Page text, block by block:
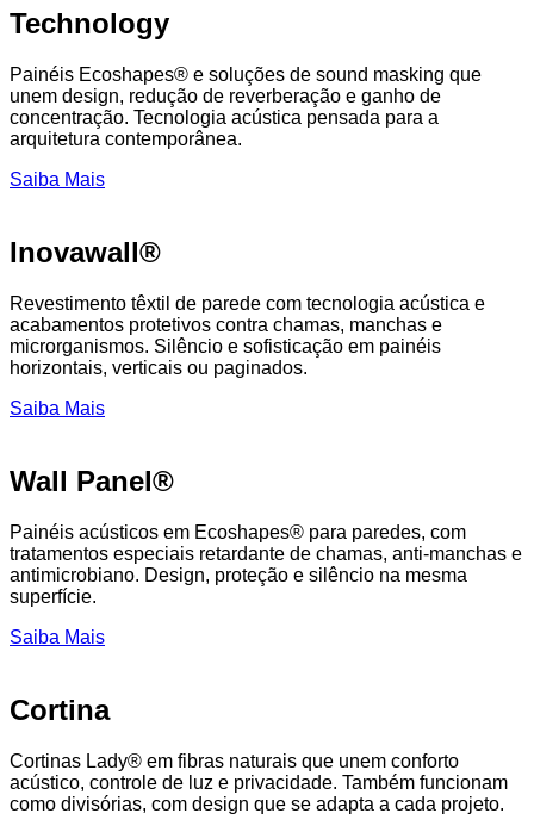
Technology
Painéis Ecoshapes® e soluções de sound masking que
unem design, redução de reverberação e ganho de
concentração. Tecnologia acústica pensada para a
arquitetura contemporânea.
Saiba Mais
Inovawall®
Revestimento têxtil de parede com tecnologia acústica e
acabamentos protetivos contra chamas, manchas e
microrganismos. Silêncio e sofisticação em painéis
horizontais, verticais ou paginados.
Saiba Mais
Wall Panel®
Painéis acústicos em Ecoshapes® para paredes, com
tratamentos especiais retardante de chamas, anti-manchas e
antimicrobiano. Design, proteção e silêncio na mesma
superfície.
Saiba Mais
Cortina
Cortinas Lady® em fibras naturais que unem conforto
acústico, controle de luz e privacidade. Também funcionam
como divisórias, com design que se adapta a cada projeto.